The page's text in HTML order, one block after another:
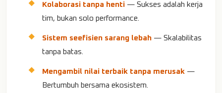
Kolaborasi tanpa henti — Sukses adalah kerja
tim, bukan solo performance.
Sistem seefisien sarang lebah — Skalabilitas
tanpa batas.
Mengambil nilai terbaik tanpa merusak —
Bertumbuh bersama ekosistem.